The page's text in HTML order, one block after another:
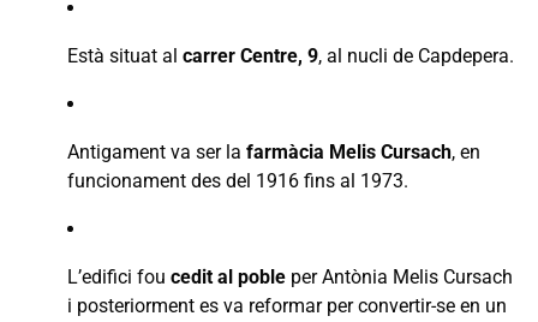
Està situat al carrer Centre, 9, al nucli de Capdepera.
Antigament va ser la farmàcia Melis Cursach, en
funcionament des del 1916 fins al 1973.
L’edifici fou cedit al poble per Antònia Melis Cursach
i posteriorment es va reformar per convertir-se en un